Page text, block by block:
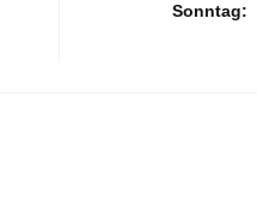
Sonntag: